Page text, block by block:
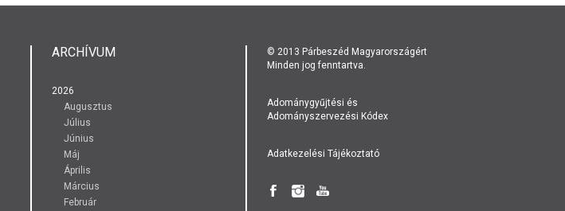
ARCHÍVUM
2026
Augusztus
Július
Június
Máj
Április
Március
Február
© 2013 Párbeszéd Magyarországért
Minden jog fenntartva.
Adománygyűjtési és
Adományszervezési Kódex
Adatkezelési Tájékoztató